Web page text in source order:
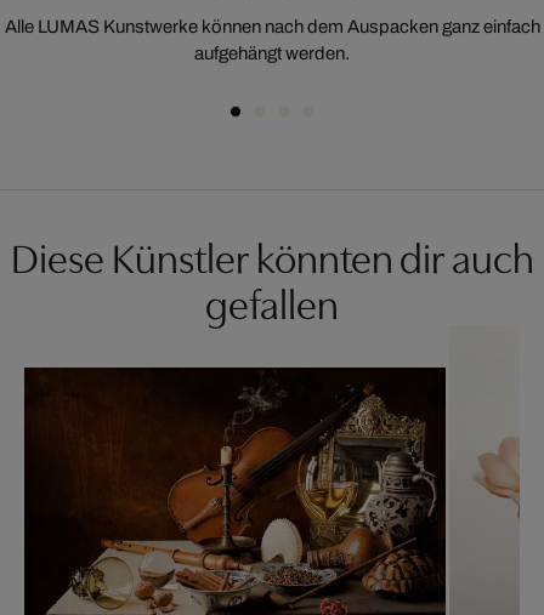
Alle LUMAS Kunstwerke können nach dem Auspacken ganz einfach
aufgehängt werden.
Diese Künstler könnten dir auch
gefallen